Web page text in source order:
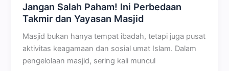
Jangan Salah Paham! Ini Perbedaan
Takmir dan Yayasan Masjid
Masjid bukan hanya tempat ibadah, tetapi juga pusat
aktivitas keagamaan dan sosial umat Islam. Dalam
pengelolaan masjid, sering kali muncul